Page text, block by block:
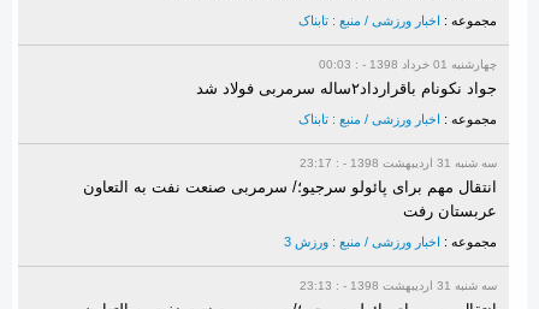
مجموعه : اخبار ورزشی / منبع : تابناک
چهارشنبه 01 خرداد 1398 - : 00:03
جواد نکونام باقرارداد۲ساله سرمربی فولاد شد
مجموعه : اخبار ورزشی / منبع : تابناک
سه شنبه 31 ارديبهشت 1398 - : 23:17
انتقال مهم برای پائولو سرجیو؛/ سرمربی صنعت نفت به التعاون
عربستان رفت
مجموعه : اخبار ورزشی / منبع : ورزش 3
سه شنبه 31 ارديبهشت 1398 - : 23:13